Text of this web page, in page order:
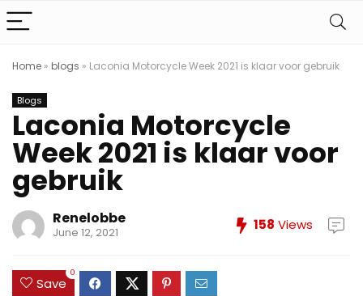
Home » blogs » Laconia Motorcycle Week 2021 is klaar voor gebruik
Blogs
Laconia Motorcycle
Week 2021 is klaar voor
gebruik
Renelobbe
June 12, 2021 158 Views
Save
0